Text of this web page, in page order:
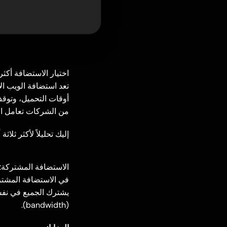
اختيار الاستضافة
تعد استضافة الويب
أوقات التحميل،
من الشركات تعامل
إليك تحليلاً لأكثر
الاستضافة
(bandwidth).